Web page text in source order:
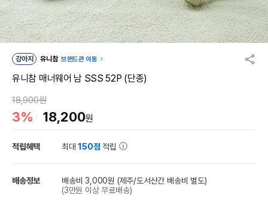
강아지 유니참 브랜드관 이동
유니참 매너웨어 남 SSS 52P (단종)
18,900원
3% 18,200원
적립혜택 최대150점 적립
배송정보 배송비 3,000원 (제주/도서산간 배송비 별도)
(3만원 이상 무료배송)